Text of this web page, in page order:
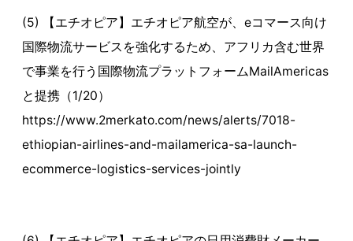
(5) 【エチオピア】エチオピア航空が、eコマース向け
国際物流サービスを強化するため、アフリカ含む世界
で事業を行う国際物流プラットフォームMailAmericas
と提携（1/20）
https://www.2merkato.com/news/alerts/7018-
ethiopian-airlines-and-mailamerica-sa-launch-
ecommerce-logistics-services-jointly